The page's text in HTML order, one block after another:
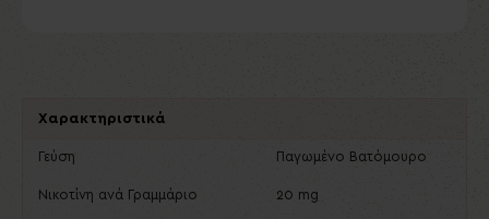
Χαρακτηριστικά
Γεύση Παγωμένο Βατόμουρο
Νικοτίνη ανά Γραμμάριο 20 mg